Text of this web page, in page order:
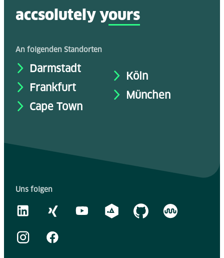
accsolutely yours
An folgenden Standorten
Darmstadt
Frankfurt
Cape Town
Köln
München
Uns folgen